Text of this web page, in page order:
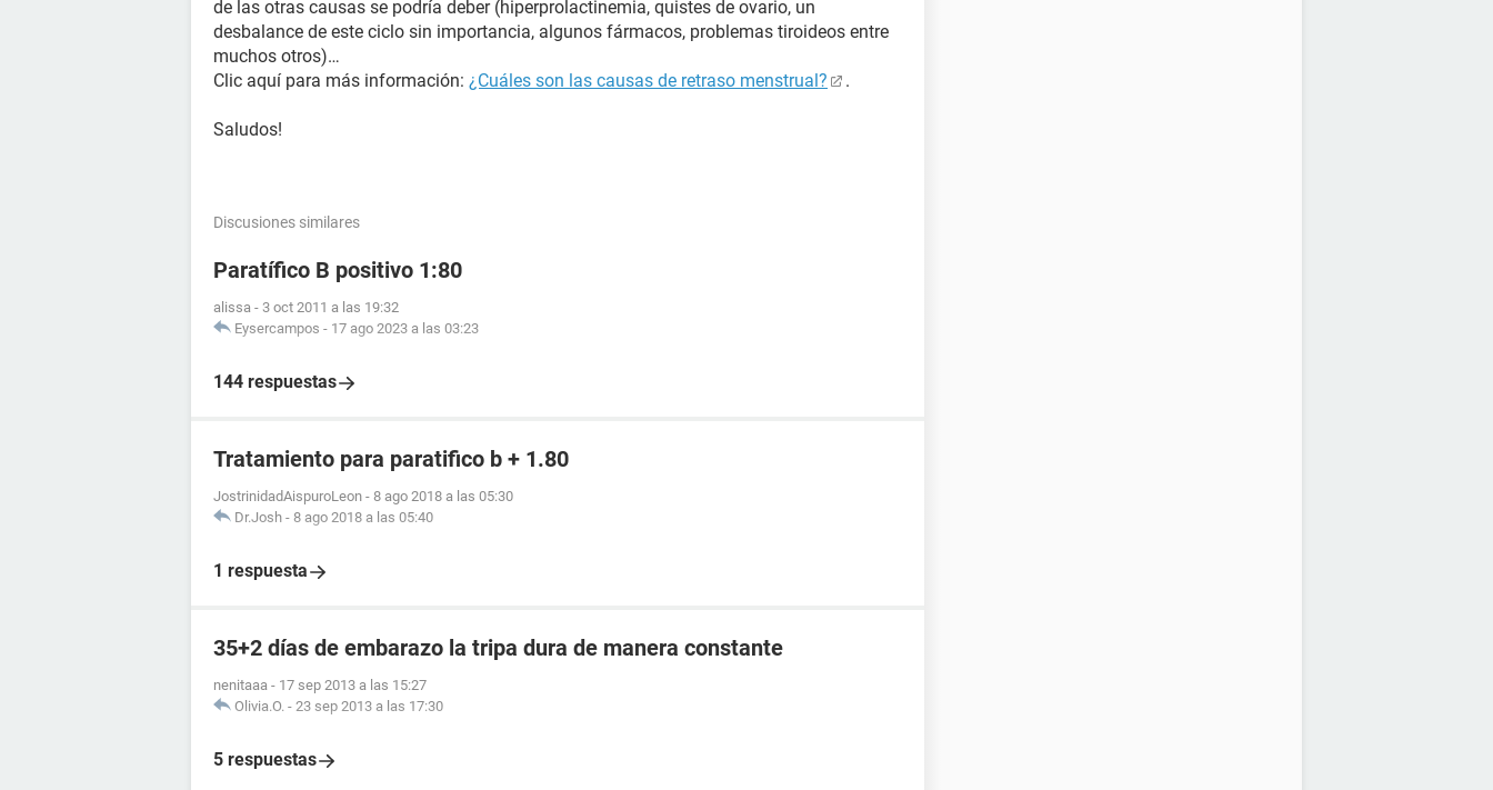
de las otras causas se podría deber (hiperprolactinemia, quistes de ovario, un
desbalance de este ciclo sin importancia, algunos fármacos, problemas tiroideos entre
muchos otros)…
Clic aquí para más información: ¿Cuáles son las causas de retraso menstrual? .
Saludos!
Discusiones similares
Paratífico B positivo 1:80
alissa - 3 oct 2011 a las 19:32
Eysercampos - 17 ago 2023 a las 03:23
144 respuestas
Tratamiento para paratifico b + 1.80
JostrinidadAispuroLeon - 8 ago 2018 a las 05:30
Dr.Josh - 8 ago 2018 a las 05:40
1 respuesta
35+2 días de embarazo la tripa dura de manera constante
nenitaaa - 17 sep 2013 a las 15:27
Olivia.O. - 23 sep 2013 a las 17:30
5 respuestas